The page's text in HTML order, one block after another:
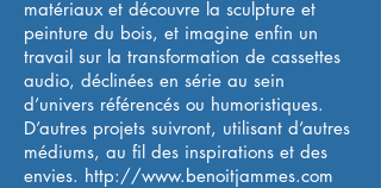
matériaux et découvre la sculpture et
peinture du bois, et imagine enfin un
travail sur la transformation de cassettes
audio, déclinées en série au sein
d’univers référencés ou humoristiques.
D’autres projets suivront, utilisant d’autres
médiums, au fil des inspirations et des
envies. http://www.benoitjammes.com